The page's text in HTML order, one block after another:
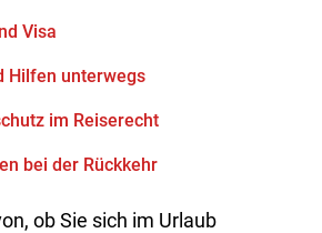
Visa
Hilfen unterwegs
im Reiserecht
bei der Rückkehr
ob Sie sich im Urlaub